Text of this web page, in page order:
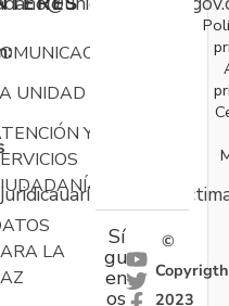
UNIDAD
Y
LA
Sí
gu
en
os
©
Copyrigth
2023